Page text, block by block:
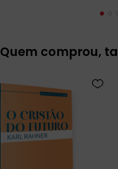
Quem comprou,